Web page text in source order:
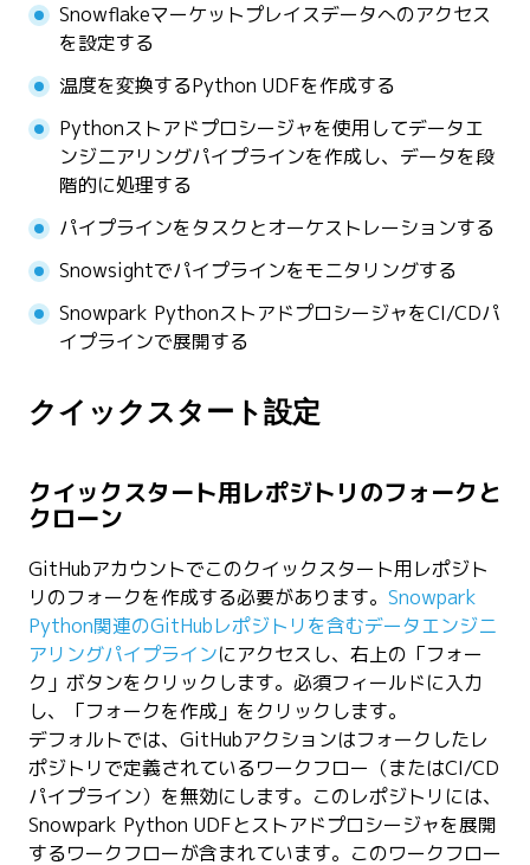
Snowflakeマーケットプレイスデータへのアクセス
を設定する
温度を変換するPython UDFを作成する
Pythonストアドプロシージャを使用してデータエ
ンジニアリングパイプラインを作成し、データを段
階的に処理する
パイプラインをタスクとオーケストレーションする
Snowsightでパイプラインをモニタリングする
Snowpark PythonストアドプロシージャをCI/CDパ
イプラインで展開する
クイックスタート設定
クイックスタート用レポジトリのフォークと
クローン
GitHubアカウントでこのクイックスタート用レポジト
リのフォークを作成する必要があります。 Snowpark
Python関連のGitHubレポジトリを含むデータエンジニ
アリングパイプラインにアクセスし、右上の「フォー
ク」ボタンをクリックします。必須フィールドに入力
し、「フォークを作成」をクリックします。
デフォルトでは、GitHubアクションはフォークしたレ
ポジトリで定義されているワークフロー（またはCI/CD
パイプライン）を無効にします。このレポジトリには、
Snowpark Python UDFとストアドプロシージャを展開
するワークフローが含まれています。このワークフロー